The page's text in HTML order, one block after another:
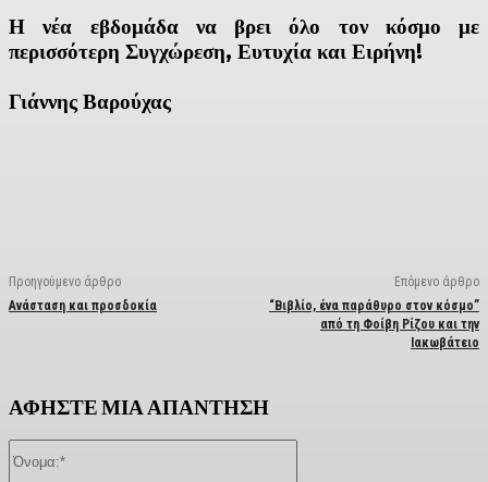
Η νέα εβδομάδα να βρει όλο τον κόσμο με
περισσότερη Συγχώρεση, Ευτυχία και Ειρήνη!
Γιάννης Βαρούχας
Προηγούμενο άρθρο
Ανάσταση και προσδοκία
Επόμενο άρθρο
“Βιβλίο, ένα παράθυρο στον κόσμο”
από τη Φοίβη Ρίζου και την
Ιακωβάτειο
ΑΦΗΣΤΕ ΜΙΑ ΑΠΑΝΤΗΣΗ